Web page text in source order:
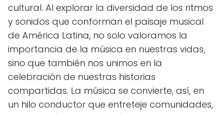
cultural. Al explorar la diversidad de los ritmos
y sonidos que conforman el paisaje musical
de América Latina, no solo valoramos la
importancia de la música en nuestras vidas,
sino que también nos unimos en la
celebración de nuestras historias
compartidas. La música se convierte, así, en
un hilo conductor que entreteje comunidades,